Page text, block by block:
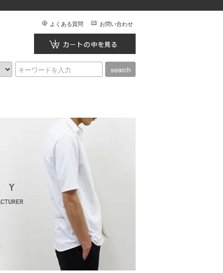
よくある質問 お問い合わせ